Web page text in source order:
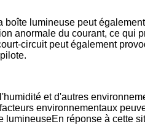
lumineuse peut
anormale du courant, ce qui
circuit peut également
et d'autres
environnementaux
réponse à cette